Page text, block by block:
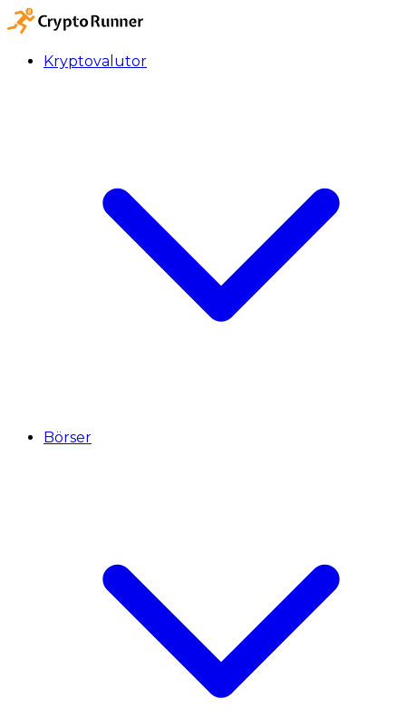
Kryptovalutor
Börser